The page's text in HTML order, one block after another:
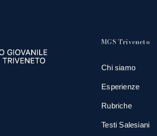
MGS Triveneto
Chi siamo
Esperienze
Rubriche
Testi Salesiani